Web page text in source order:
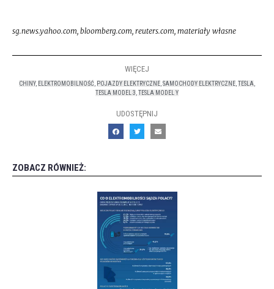
sg.news.yahoo.com, bloomberg.com, reuters.com, materiały własne
WIĘCEJ
CHINY, ELEKTROMOBILNOŚĆ, POJAZDY ELEKTRYCZNE,SAMOCHODY ELEKTRYCZNE, TESLA,
TESLA MODEL 3, TESLA MODEL Y
UDOSTĘPNIJ
ZOBACZ RÓWNIEŻ: